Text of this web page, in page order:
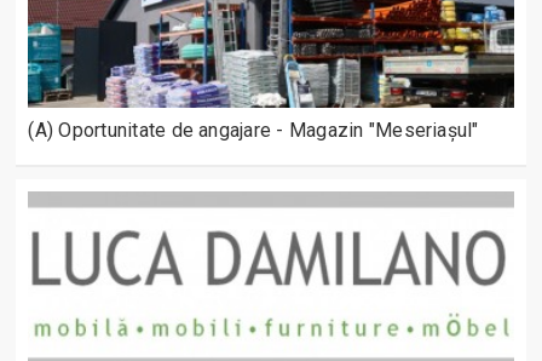
(A) Oportunitate de angajare - Magazin "Meseriașul"